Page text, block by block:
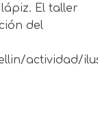
El taller
del
actividad/